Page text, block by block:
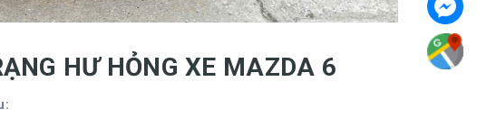
HƯ HỎNG XE MAZDA 6